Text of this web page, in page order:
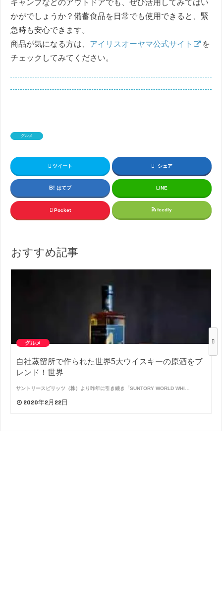
キャンプなどのアウトドアでも、ぜひ活用してみてはい
かがでしょうか？備蓄食品を日常でも使用できると、緊
急時も安心できます。
商品が気になる方は、 アイリスオーヤマ公式サイト
を
チェックしてみてください。
グルメ
ツイート シェア
はてブ LINE
Pocket feedly
おすすめ記事
グルメ
自社蒸留所で作られた世界5大ウイスキーの原酒をブ
レンド！世界
サントリースピリッツ（株）より昨年に引き続き「SUNTORY WORLD WHI…
2020年2月22日